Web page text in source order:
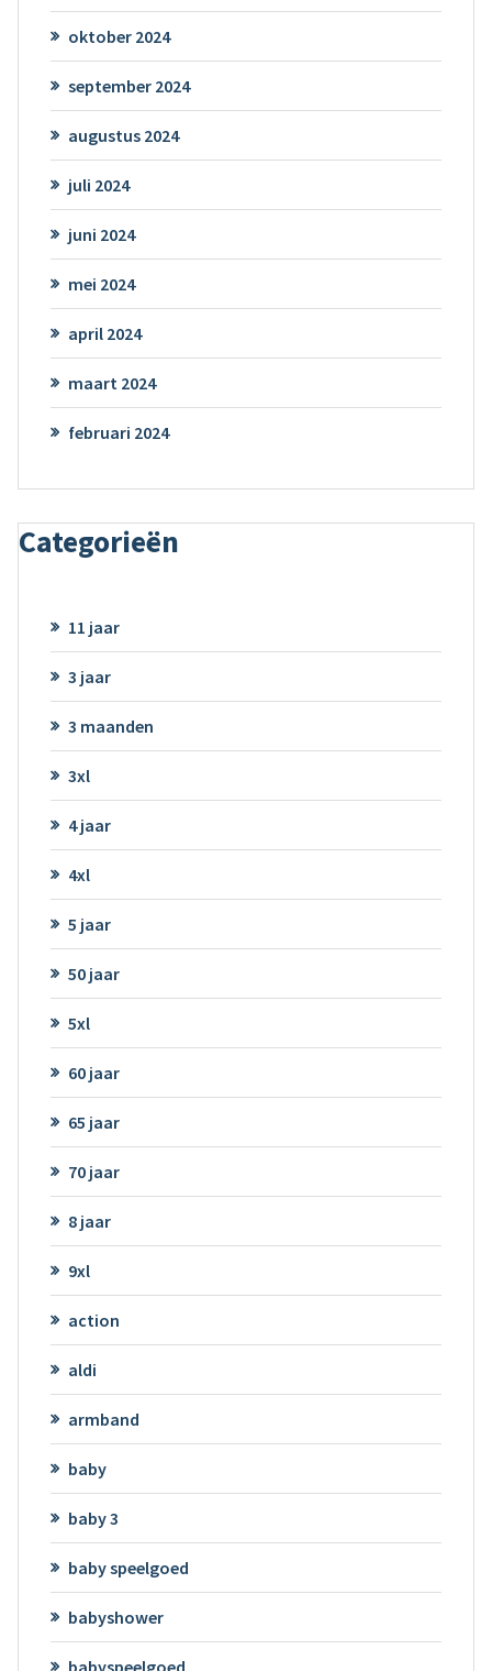
oktober 2024
september 2024
augustus 2024
juli 2024
juni 2024
mei 2024
april 2024
maart 2024
februari 2024
Categorieën
11 jaar
3 jaar
3 maanden
3xl
4 jaar
4xl
5 jaar
50 jaar
5xl
60 jaar
65 jaar
70 jaar
8 jaar
9xl
action
aldi
armband
baby
baby 3
baby speelgoed
babyshower
babyspeelgoed